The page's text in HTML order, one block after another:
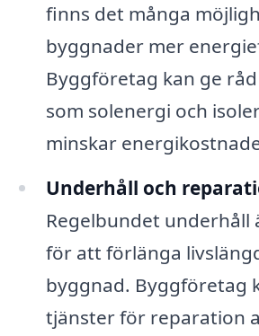
finns det många
byggnader mer
Byggföretag kan ge
som solenergi och
minskar
Underhåll och
Regelbundet underhåll
för att förlänga
byggnad. Byggföretag
tjänster för reparation